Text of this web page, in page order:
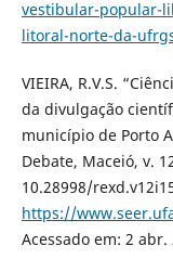
vestibular-popular-
litoral-norte-da-
VIEIRA, R.V.S.
da divulgação
município de Porto
Debate, Maceió, v.
10.28998/
https://
Acessado em: 2 abr.